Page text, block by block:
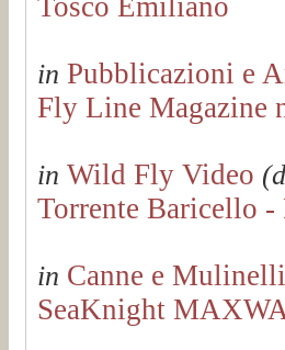
in Pubblicazioni e
Fly Line Magazine
in Wild Fly Video
Torrente Baricello -
in Canne e Mulinelli
SeaKnight